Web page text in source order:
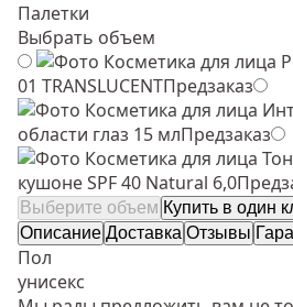
Палетки
Выбрать объем
01 TRANSLUCENTПредзаказ
области глаз 15 млПредзаказ
кушоне SPF 40 Natural 6,0
Выберите объем Купить в один
Описание Доставка Отзывы
Пол
унисекс